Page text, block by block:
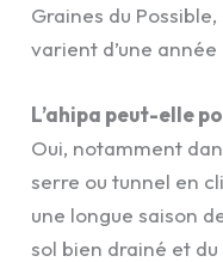
Graines du
varient d’une année
L’ahipa peut-elle
Oui, notamment
serre ou tunnel en
une longue saison
sol bien drainé et